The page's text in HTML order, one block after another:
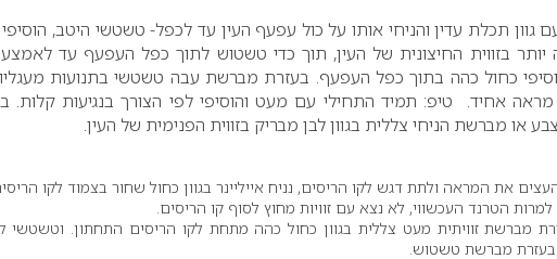
גוון תכלת עדין והניחי אותו על כול עפעף העין עד לכפל- טשטשי היטב,
יותר בזווית החיצונית של העין, תוך כדי טשטוש לתוך כפל העפעף עד
כחול כהה בתוך כפל העפעף. בעזרת מברשת עבה טשטשי בתנועות
אחיד. טיפ: תמיד התחילי עם מעט והוסיפי לפי הצורך בנגיעות קלות.
או מברשת הניחי צללית בגוון לבן מבריק בזווית הפנימית של העין.
את המראה ולתת דגש לקו הריסים, נניח אייליינר בגוון כחול שחור בצמוד לקו
למרות הטרנד העכשווי, לא נצא עם זוויות מחוץ לסוף קו הריסים.
מברשת זוויתית מעט צללית בגוון כחול כהה מתחת לקו הריסים התחתון. וטשטשי
מברשת טשטוש.